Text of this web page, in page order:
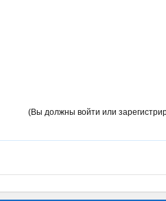
(Вы должны войти или